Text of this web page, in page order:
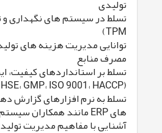
تولیدی
TPM)
توانایی مدیریت هزینه های
مصرف منابع
تسلط بر استانداردهای کیفیت،
(ISO، HSE، GMP، ISO 9001، HACCP و 5S)
های ERP مانند همکاران سیستم و آرین و ...